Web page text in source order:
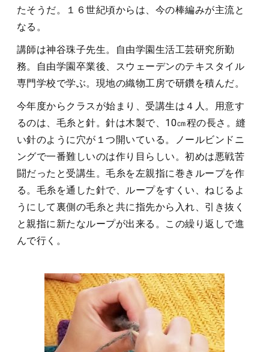
たそうだ。１６世紀頃からは、今の棒編みが主流と
なる。
講師は神谷珠子先生。自由学園生活工芸研究所勤
務。自由学園卒業後、スウェーデンのテキスタイル
専門学校で学ぶ。現地の織物工房で研鑽を積んだ。
今年度からクラスが始まり、受講生は４人。用意す
るのは、毛糸と針。針は木製で、10㎝程の長さ。縫
い針のように穴が１つ開いている。ノールビンドニ
ングで一番難しいのは作り目らしい。初めは悪戦苦
闘だったと受講生。毛糸を左親指に巻きループを作
る。毛糸を通した針で、ループをすくい、ねじるよ
うにして裏側の毛糸と共に指先から入れ、引き抜く
と親指に新たなループが出来る。この繰り返しで進
んで行く。